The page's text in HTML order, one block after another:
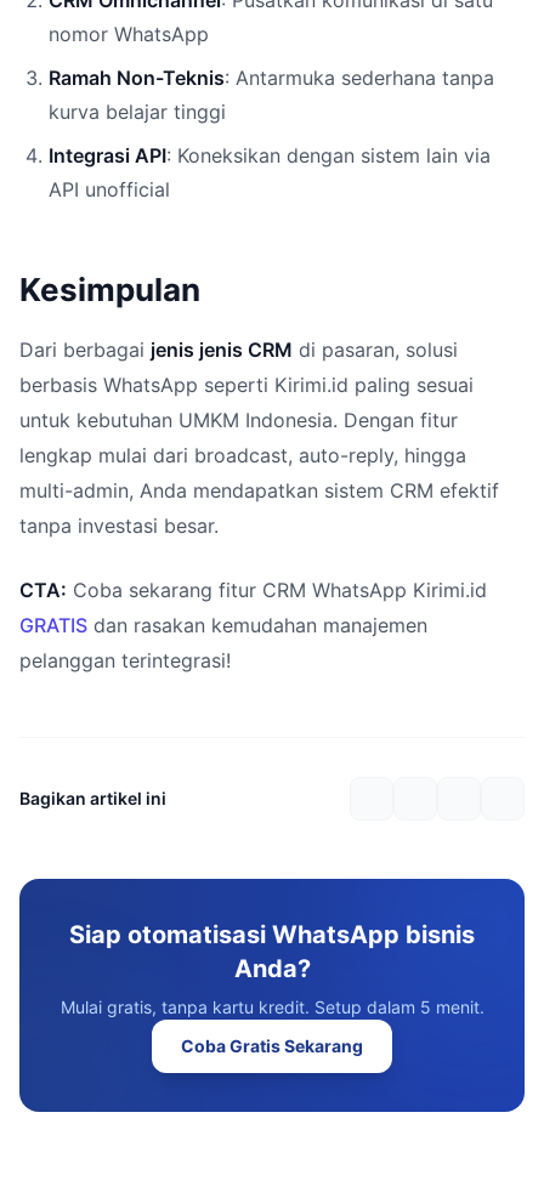
nomor WhatsApp
Ramah Non-Teknis: Antarmuka sederhana tanpa
kurva belajar tinggi
Integrasi API: Koneksikan dengan sistem lain via
API unofficial
Kesimpulan
Dari berbagai jenis jenis CRM di pasaran, solusi
berbasis WhatsApp seperti Kirimi.id paling sesuai
untuk kebutuhan UMKM Indonesia. Dengan fitur
lengkap mulai dari broadcast, auto-reply, hingga
multi-admin, Anda mendapatkan sistem CRM efektif
tanpa investasi besar.
CTA: Coba sekarang fitur CRM WhatsApp Kirimi.id
GRATIS dan rasakan kemudahan manajemen
pelanggan terintegrasi!
Bagikan artikel ini
Siap otomatisasi WhatsApp bisnis
Anda?
Mulai gratis, tanpa kartu kredit. Setup dalam 5 menit.
Coba Gratis Sekarang